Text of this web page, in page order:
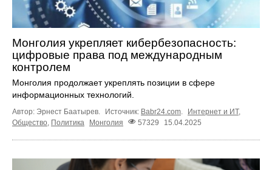
Монголия укрепляет кибербезопасность:
цифровые права под международным
контролем
Монголия продолжает укреплять позиции в сфере
информационных технологий.
Автор: Эрнест Баатырев. Источник: Babr24.com. Интернет и ИТ,
Общество Политика Монголия 57329 15.04.2025